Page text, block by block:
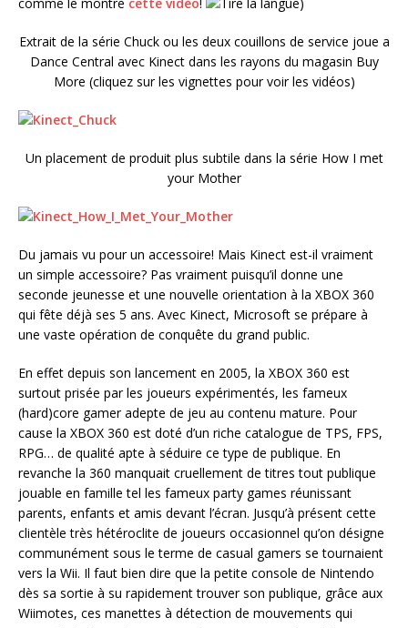
Extrait de la série Chuck ou les deux couillons de service joue a
Dance Central avec Kinect dans les rayons du magasin Buy
More (cliquez sur les vignettes pour voir les vidéos)
Un placement de produit plus subtile dans la série How I met
your Mother
Du jamais vu pour un accessoire! Mais Kinect est-il vraiment
un simple accessoire? Pas vraiment puisqu’il donne une
seconde jeunesse et une nouvelle orientation à la XBOX 360
qui fête déjà ses 5 ans. Avec Kinect, Microsoft se prépare à
une vaste opération de conquête du grand public.
En effet depuis son lancement en 2005, la XBOX 360 est
surtout prisée par les joueurs expérimentés, les fameux
(hard)core gamer adepte de jeu au contenu mature. Pour
cause la XBOX 360 est doté d’un riche catalogue de TPS, FPS,
RPG… de qualité apte à séduire ce type de publique. En
revanche la 360 manquait cruellement de titres tout publique
jouable en famille tel les fameux party games réunissant
parents, enfants et amis devant l’écran. Jusqu’à présent cette
clientèle très hétéroclite de joueurs occasionnel qu’on désigne
communément sous le terme de casual gamers se tournaient
vers la Wii. Il faut bien dire que la petite console de Nintendo
dès sa sortie à su rapidement trouver son publique, grâce aux
Wiimotes, ces manettes à détection de mouvements qui